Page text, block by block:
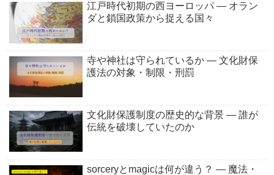
江戸時代初期の西ヨーロッパ ― オラン
ダと鎖国政策から捉える国々
寺や神社は守られているか ― 文化財保
護法の対象・制限・刑罰
文化財保護制度の歴史的な背景 ― 誰が
伝統を破壊していたのか
sorceryとmagicは何が違う？ ― 魔法・